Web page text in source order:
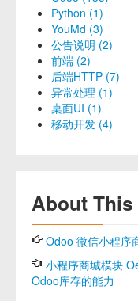
Python (1)
YouMd (3)
公告说明 (2)
前端 (2)
后端HTTP (7)
异常处理 (1)
桌面UI (1)
移动开发 (4)
About
Odoo 微信小程序
小程序商城模块
Odoo库存的能力